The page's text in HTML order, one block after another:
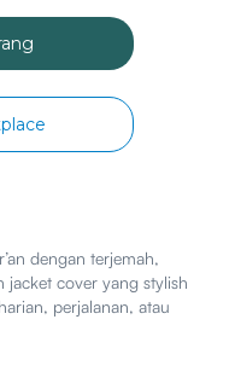
dengan terjemah,
cover yang stylish
perjalanan, atau